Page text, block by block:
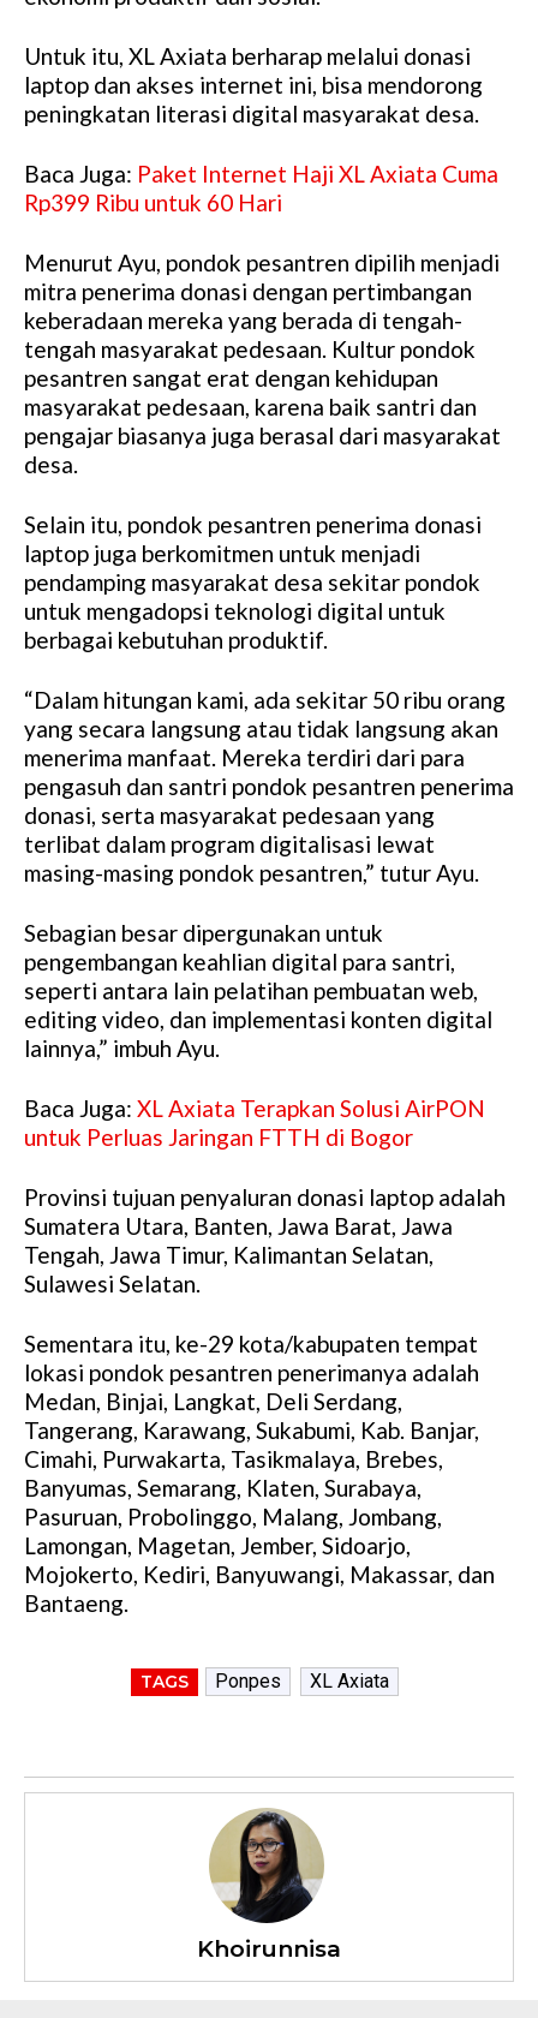
Untuk itu, XL Axiata berharap melalui donasi
laptop dan akses internet ini, bisa mendorong
peningkatan literasi digital masyarakat desa.
Baca Juga: Paket Internet Haji XL Axiata Cuma
Rp399 Ribu untuk 60 Hari
Menurut Ayu, pondok pesantren dipilih menjadi
mitra penerima donasi dengan pertimbangan
keberadaan mereka yang berada di tengah-
tengah masyarakat pedesaan. Kultur pondok
pesantren sangat erat dengan kehidupan
masyarakat pedesaan, karena baik santri dan
pengajar biasanya juga berasal dari masyarakat
desa.
Selain itu, pondok pesantren penerima donasi
laptop juga berkomitmen untuk menjadi
pendamping masyarakat desa sekitar pondok
untuk mengadopsi teknologi digital untuk
berbagai kebutuhan produktif.
“Dalam hitungan kami, ada sekitar 50 ribu orang
yang secara langsung atau tidak langsung akan
menerima manfaat. Mereka terdiri dari para
pengasuh dan santri pondok pesantren penerima
donasi, serta masyarakat pedesaan yang
terlibat dalam program digitalisasi lewat
masing-masing pondok pesantren,” tutur Ayu.
Sebagian besar dipergunakan untuk
pengembangan keahlian digital para santri,
seperti antara lain pelatihan pembuatan web,
editing video, dan implementasi konten digital
lainnya,” imbuh Ayu.
Baca Juga: XL Axiata Terapkan Solusi AirPON
untuk Perluas Jaringan FTTH di Bogor
Provinsi tujuan penyaluran donasi laptop adalah
Sumatera Utara, Banten, Jawa Barat, Jawa
Tengah, Jawa Timur, Kalimantan Selatan,
Sulawesi Selatan.
Sementara itu, ke-29 kota/kabupaten tempat
lokasi pondok pesantren penerimanya adalah
Medan, Binjai, Langkat, Deli Serdang,
Tangerang, Karawang, Sukabumi, Kab. Banjar,
Cimahi, Purwakarta, Tasikmalaya, Brebes,
Banyumas, Semarang, Klaten, Surabaya,
Pasuruan, Probolinggo, Malang, Jombang,
Lamongan, Magetan, Jember, Sidoarjo,
Mojokerto, Kediri, Banyuwangi, Makassar, dan
Bantaeng.
TAGS Ponpes XL Axiata
Khoirunnisa